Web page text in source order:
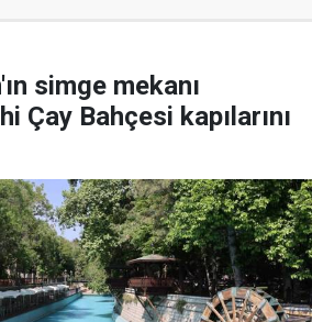
simge mekanı
Çay Bahçesi kapılarını